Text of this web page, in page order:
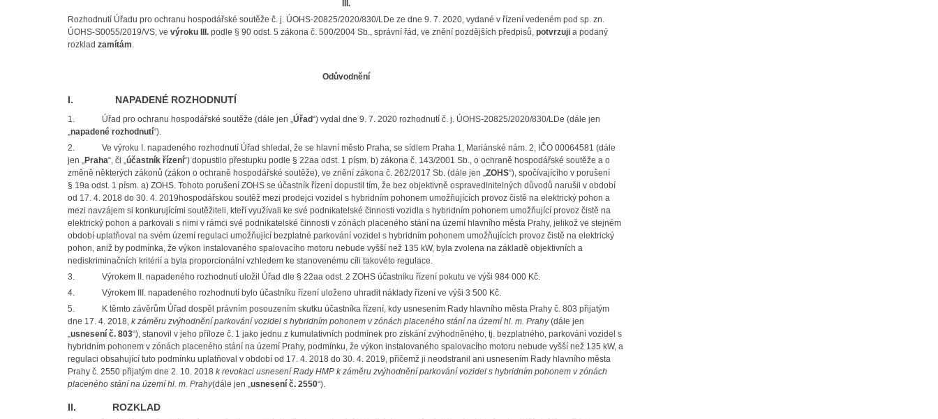
III.
Rozhodnutí Úřadu pro ochranu hospodářské soutěže č. j. ÚOHS-20825/2020/830/LDe ze dne 9. 7. 2020, vydané v řízení vedeném pod sp. zn.
ÚOHS-S0055/2019/VS, ve výroku III. podle § 90 odst. 5 zákona č. 500/2004 Sb., správní řád, ve znění pozdějších předpisů, potvrzuji a podaný
rozklad zamítám.
Odůvodnění
I. NAPADENÉ ROZHODNUTÍ
1. Úřad pro ochranu hospodářské soutěže (dále jen „Úřad“) vydal dne 9. 7. 2020 rozhodnutí č. j. ÚOHS-20825/2020/830/LDe (dále jen
„napadené rozhodnutí“).
2.
Ve výroku I. napadeného rozhodnutí Úřad shledal, že se hlavní město Praha, se sídlem Praha 1, Mariánské nám. 2, IČO 00064581 (dále
jen „Praha“, či „účastník řízení“) dopustilo přestupku podle § 22aa odst. 1 písm. b) zákona č. 143/2001 Sb., o ochraně hospodářské soutěže a o
změně některých zákonů (zákon o ochraně hospodářské soutěže), ve znění zákona č. 262/2017 Sb. (dále jen „ZOHS“), spočívajícího v porušení
§ 19a odst. 1 písm. a) ZOHS. Tohoto porušení ZOHS se účastník řízení dopustil tím, že bez objektivně ospravedlnitelných důvodů narušil v období
od 17. 4. 2018 do 30. 4. 2019hospodářskou soutěž mezi prodejci vozidel s hybridním pohonem umožňujících provoz čistě na elektrický pohon a
mezi navzájem si konkurujícími soutěžiteli, kteří využívali ke své podnikatelské činnosti vozidla s hybridním pohonem umožňující provoz čistě na
elektrický pohon a parkovali s nimi v rámci své podnikatelské činnosti v zónách placeného stání na území hlavního města Prahy, jelikož ve stejném
období uplatňoval na svém území regulaci umožňující bezplatné parkování vozidel s hybridním pohonem umožňujících provoz čistě na elektrický
pohon, aniž by podmínka, že výkon instalovaného spalovacího motoru nebude vyšší než 135 kW, byla zvolena na základě objektivních a
nediskriminačních kritérií a byla proporcionální vzhledem ke stanovenému cíli takovéto regulace.
3.
Výrokem II. napadeného rozhodnutí uložil Úřad dle § 22aa odst. 2 ZOHS účastníku řízení pokutu ve výši 984 000 Kč.
4.
Výrokem III. napadeného rozhodnutí bylo účastníku řízení uloženo uhradit náklady řízení ve výši 3 500 Kč.
5.
K těmto závěrům Úřad dospěl právním posouzením skutku účastníka řízení, kdy usnesením Rady hlavního města Prahy č. 803 přijatým
dne 17. 4. 2018, k záměru zvýhodnění parkování vozidel s hybridním pohonem v zónách placeného stání na území hl. m. Prahy(dále jen
„usnesení č. 803“), stanovil v jeho příloze č. 1 jako jednu z kumulativních podmínek pro získání zvýhodněného, tj. bezplatného, parkování vozidel s
hybridním pohonem v zónách placeného stání na území Prahy, podmínku, že výkon instalovaného spalovacího motoru nebude vyšší než 135 kW, a
regulaci obsahující tuto podmínku uplatňoval v období od 17. 4. 2018 do 30. 4. 2019, přičemž ji neodstranil ani usnesením Rady hlavního města
Prahy č. 2550 přijatým dne 2. 10. 2018 k revokaci usnesení Rady HMP k záměru zvýhodnění parkování vozidel s hybridním pohonem v zónách
placeného stání na území hl. m. Prahy(dále jen „usnesení č. 2550“).
II. ROZKLAD